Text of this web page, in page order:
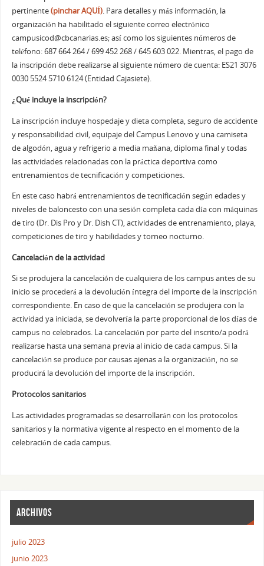
pertinente(pinchar AQUÍ). Para detalles y más información, la
organización ha habilitado el siguiente correo electrónico
campusicod@cbcanarias.es; así como los siguientes números de
teléfono: 687 664 264 / 699 452 268 / 645 603 022. Mientras, el pago de
la inscripción debe realizarse al siguiente número de cuenta: ES21 3076
0030 5524 5710 6124 (Entidad Cajasiete).
¿Qué incluye la inscripción?
La inscripción incluye hospedaje y dieta completa, seguro de accidente
y responsabilidad civil, equipaje del Campus Lenovo y una camiseta
de algodón, agua y refrigerio a media mañana, diploma final y todas
las actividades relacionadas con la práctica deportiva como
entrenamientos de tecnificación y competiciones.
En este caso habrá entrenamientos de tecnificación según edades y
niveles de baloncesto con una sesión completa cada día con máquinas
de tiro (Dr. Dis Pro y Dr. Dish CT), actividades de entrenamiento, playa,
competiciones de tiro y habilidades y torneo nocturno.
Cancelación de la actividad
Si se produjera la cancelación de cualquiera de los campus antes de su
inicio se procederá a la devolución íntegra del importe de la inscripción
correspondiente. En caso de que la cancelación se produjera con la
actividad ya iniciada, se devolvería la parte proporcional de los días de
campus no celebrados. La cancelación por parte del inscrito/a podrá
realizarse hasta una semana previa al inicio de cada campus. Si la
cancelación se produce por causas ajenas a la organización, no se
producirá la devolución del importe de la inscripción.
Protocolos sanitarios
Las actividades programadas se desarrollarán con los protocolos
sanitarios y la normativa vigente al respecto en el momento de la
celebración de cada campus.
ARCHIVOS
julio 2023
junio 2023